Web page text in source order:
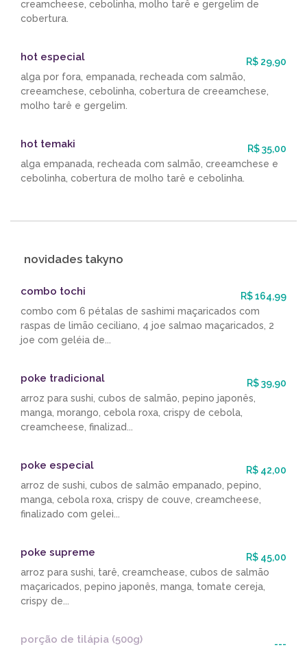
creamcheese, cebolinha, molho tarê e gergelim de
cobertura.
hot especial
R$ 29,90
alga por fora, empanada, recheada com salmão,
creeamchese, cebolinha, cobertura de creeamchese,
molho tarê e gergelim.
hot temaki
R$ 35,00
alga empanada, recheada com salmão, creeamchese e
cebolinha, cobertura de molho tarê e cebolinha.
novidades takyno
combo tochi
R$ 164,99
combo com 6 pétalas de sashimi maçaricados com
raspas de limão ceciliano, 4 joe salmao maçaricados, 2
joe com geléia de...
poke tradicional
R$ 39,90
arroz para sushi, cubos de salmão, pepino japonês,
manga, morango, cebola roxa, crispy de cebola,
creamcheese, finalizad...
poke especial
R$ 42,00
arroz de sushi, cubos de salmão empanado, pepino,
manga, cebola roxa, crispy de couve, creamcheese,
finalizado com gelei...
poke supreme
R$ 45,00
arroz para sushi, tarê, creamchease, cubos de salmão
maçaricados, pepino japonês, manga, tomate cereja,
crispy de...
porção de tilápia (500g)
---